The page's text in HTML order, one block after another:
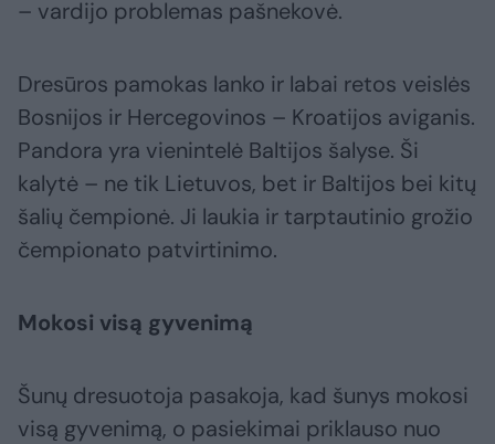
– vardijo problemas pašnekovė.
Dresūros pamokas lanko ir labai retos veislės
Bosnijos ir Hercegovinos – Kroatijos aviganis.
Pandora yra vienintelė Baltijos šalyse. Ši
kalytė – ne tik Lietuvos, bet ir Baltijos bei kitų
šalių čempionė. Ji laukia ir tarptautinio grožio
čempionato patvirtinimo.
Mokosi visą gyvenimą
Šunų dresuotoja pasakoja, kad šunys mokosi
visą gyvenimą, o pasiekimai priklauso nuo